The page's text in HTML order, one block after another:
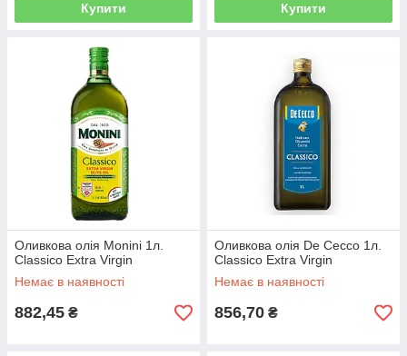
Купити Купити
Оливкова олія Monini 1л.
Classico Extra Virgin
Немає в наявності
882,45 ₴
Оливкова олія De Cecco 1л.
Classico Extra Virgin
Немає в наявності
856,70 ₴